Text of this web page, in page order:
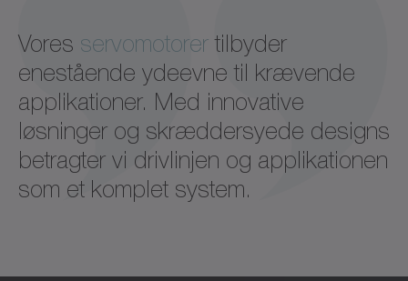
Vores servomotorer tilbyder
enestående ydeevne til krævende
applikationer. Med innovative
løsninger og skræddersyede designs
betragter vi drivlinjen og applikationen
som et komplet system.